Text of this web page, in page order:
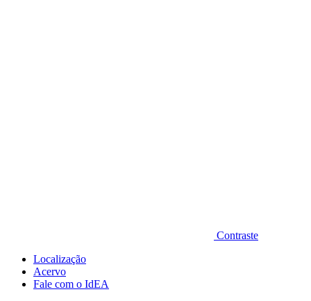
Contraste
Localização
Acervo
Fale com o IdEA